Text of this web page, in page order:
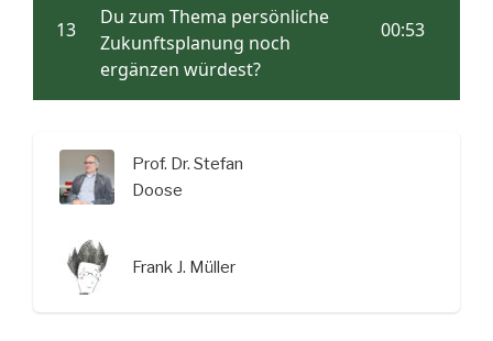
Prof. Dr. Stefan
Doose
Frank J. Müller